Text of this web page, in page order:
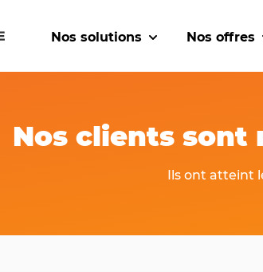
Nos solutions
Show submenu
Nos offres
Nos clients sont
Ils ont atteint